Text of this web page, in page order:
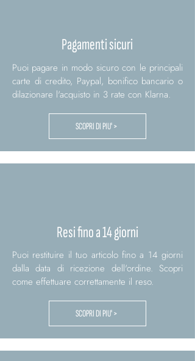
Pagamenti sicuri
Puoi pagare in modo sicuro con le principali
carte di credito, Paypal, bonifico bancario o
dilazionare l'acquisto in 3 rate con Klarna.
SCOPRI DI PIU' >
Resi fino a 14 giorni
Puoi restituire il tuo articolo fino a 14 giorni
dalla data di ricezione dell'ordine. Scopri
come effettuare correttamente il reso.
SCOPRI DI PIU' >